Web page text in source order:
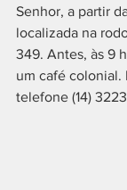
Senhor, a partir
localizada na
349. Antes, às 9
um café colonial.
telefone (14)